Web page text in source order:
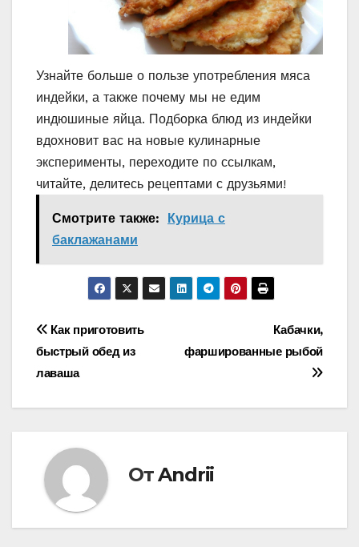
Узнайте больше о пользе употребления мяса
индейки, а также почему мы не едим
индюшиные яйца. Подборка блюд из индейки
вдохновит вас на новые кулинарные
эксперименты, переходите по ссылкам,
читайте, делитесь рецептами с друзьями!
Смотрите также:
Курица с
баклажанами
Навигация
по
записям
Кабачки,
фаршированные рыбой
Как приготовить
быстрый обед из
лаваша
ОтAndrii